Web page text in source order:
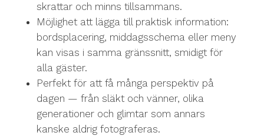
skrattar och minns tillsammans.
Möjlighet att lägga till praktisk information:
bordsplacering, middagsschema eller meny
kan visas i samma gränssnitt, smidigt för
alla gäster.
Perfekt för att få många perspektiv på
dagen — från släkt och vänner, olika
generationer och glimtar som annars
kanske aldrig fotograferas.